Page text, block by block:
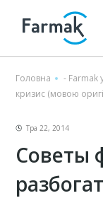
Головна - Farmak
кризис (мовою
Тра 22, 2014
Советы